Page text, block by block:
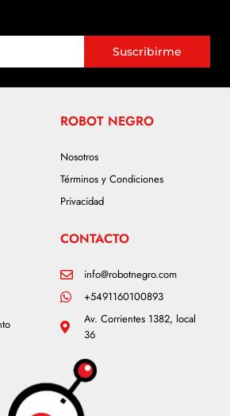
Suscribirme
ROBOT NEGRO
Nosotros
Términos y Condiciones
Privacidad
CONTACTO
info@robotnegro.com
+5491160100893
Av. Corrientes 1382, local
36